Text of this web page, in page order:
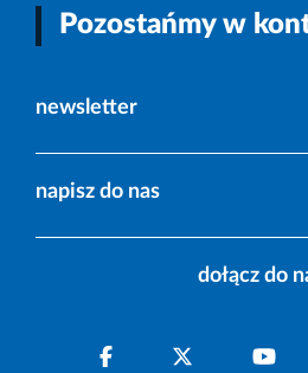
Pozostańmy w
newsletter
napisz do nas
dołącz do